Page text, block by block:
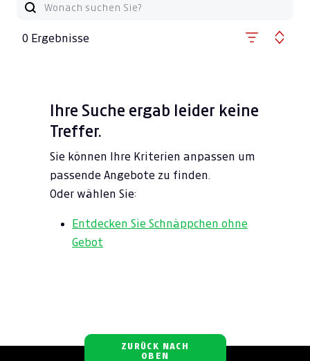
0 Ergebnisse
Ihre Suche ergab leider keine
Treffer.
Sie können Ihre Kriterien anpassen um
passende Angebote zu finden.
Oder wählen Sie:
Entdecken Sie Schnäppchen ohne
Gebot
ZURÜCK NACH
OBEN